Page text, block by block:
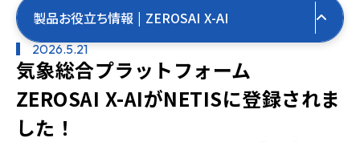
製品お役立ち情報 | ZEROSAI X-AI
すべての最新情報
製品お役立ち情報
2026.5.21
気象総合プラットフォーム
ZEROSAI X-AIがNETISに登録されま
した！